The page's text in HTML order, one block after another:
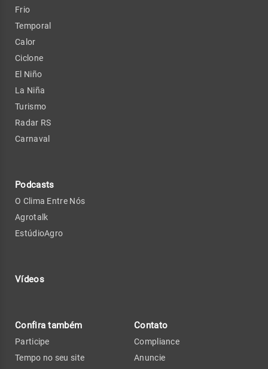
Frio
Temporal
Calor
Ciclone
El Niño
La Niña
Turismo
Radar RS
Carnaval
Podcasts
O Clima Entre Nós
Agrotalk
EstúdioAgro
Vídeos
Confira também
Participe
Tempo no seu site
Contato
Compliance
Anuncie